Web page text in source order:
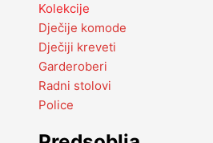
Kolekcije
Dječije komode
Dječiji kreveti
Garderoberi
Radni stolovi
Police